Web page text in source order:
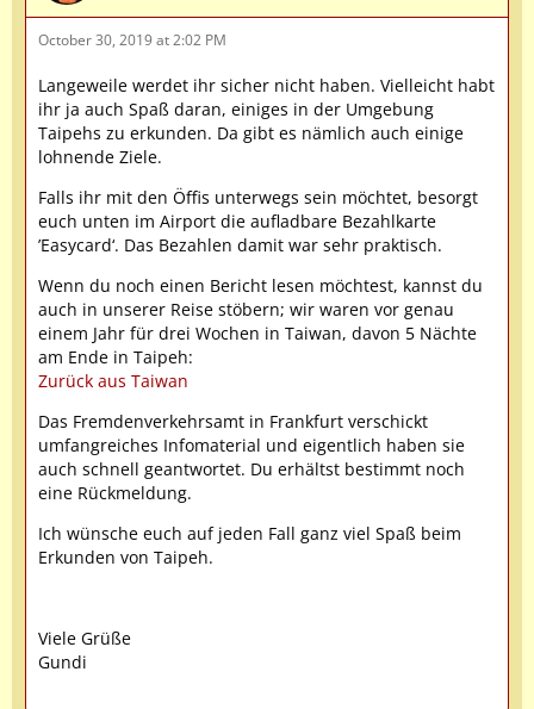
October 30, 2019 at 2:02 PM
Langeweile werdet ihr sicher nicht haben. Vielleicht habt
ihr ja auch Spaß daran, einiges in der Umgebung
Taipehs zu erkunden. Da gibt es nämlich auch einige
lohnende Ziele.
Falls ihr mit den Öffis unterwegs sein möchtet, besorgt
euch unten im Airport die aufladbare Bezahlkarte
’Easycard‘. Das Bezahlen damit war sehr praktisch.
Wenn du noch einen Bericht lesen möchtest, kannst du
auch in unserer Reise stöbern; wir waren vor genau
einem Jahr für drei Wochen in Taiwan, davon 5 Nächte
am Ende in Taipeh:
Zurück aus Taiwan
Das Fremdenverkehrsamt in Frankfurt verschickt
umfangreiches Infomaterial und eigentlich haben sie
auch schnell geantwortet. Du erhältst bestimmt noch
eine Rückmeldung.
Ich wünsche euch auf jeden Fall ganz viel Spaß beim
Erkunden von Taipeh.
Viele Grüße
Gundi